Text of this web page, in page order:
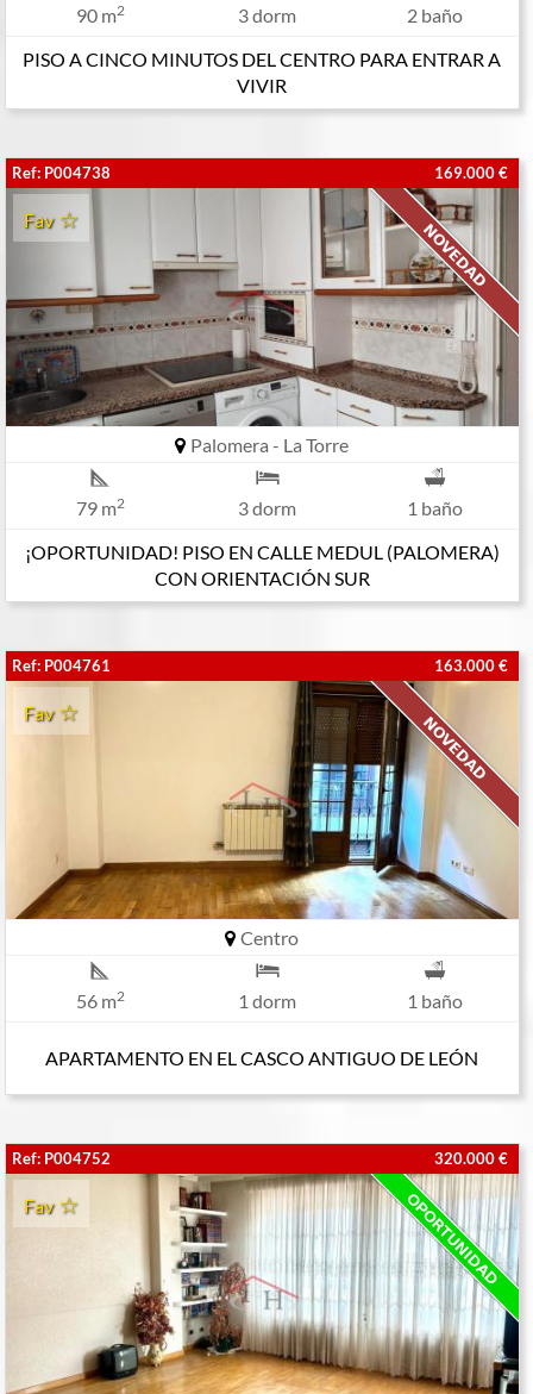
90 m2 3 dorm
2 baño
PISO A CINCO MINUTOS DEL CENTRO PARA ENTRAR A
VIVIR
Ref: P004738 169.000 €
Fav
Palomera - La Torre
79 m2 3 dorm
1 baño
¡OPORTUNIDAD! PISO EN CALLE MEDUL (PALOMERA)
CON ORIENTACIÓN SUR
Ref: P004761 163.000 €
Fav
Centro
56 m2 1 dorm 1 baño
APARTAMENTO EN EL CASCO ANTIGUO DE LEÓN
Ref: P004752 320.000 €
Fav